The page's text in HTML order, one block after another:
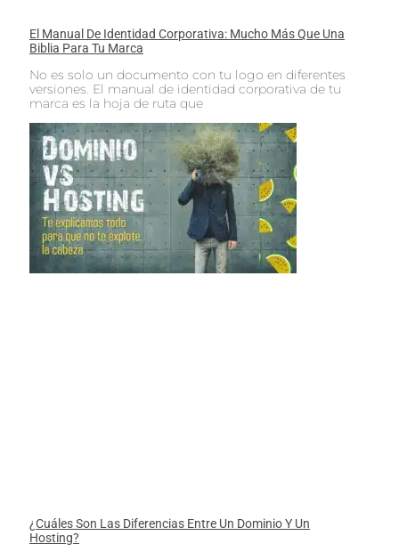
El Manual De Identidad Corporativa: Mucho Más Que Una
Biblia Para Tu Marca
No es solo un documento con tu logo en diferentes
versiones. El manual de identidad corporativa de tu
marca es la hoja de ruta que
¿Cuáles Son Las Diferencias Entre Un Dominio Y Un
Hosting?